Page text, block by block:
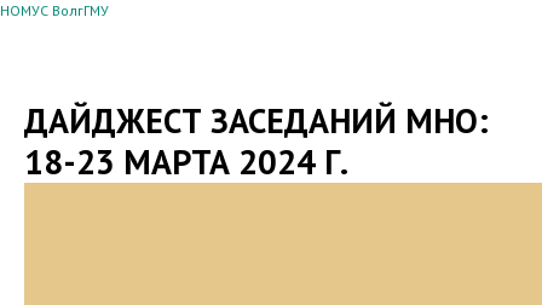
НОМУС ВолгГМУ
ДАЙДЖЕСТ ЗАСЕДАНИЙ МНО:
18-23 МАРТА 2024 Г.